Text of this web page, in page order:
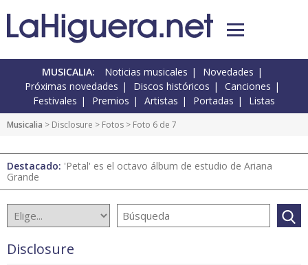
MUSICALIA: Noticias musicales
Novedades
Próximas novedades
Discos históricos
Canciones
Festivales
Premios Artistas Portadas Listas
Musicalia > Disclosure > Fotos > Foto 6 de 7
Destacado: 'Petal' es el octavo álbum de estudio de Ariana
Grande
Disclosure